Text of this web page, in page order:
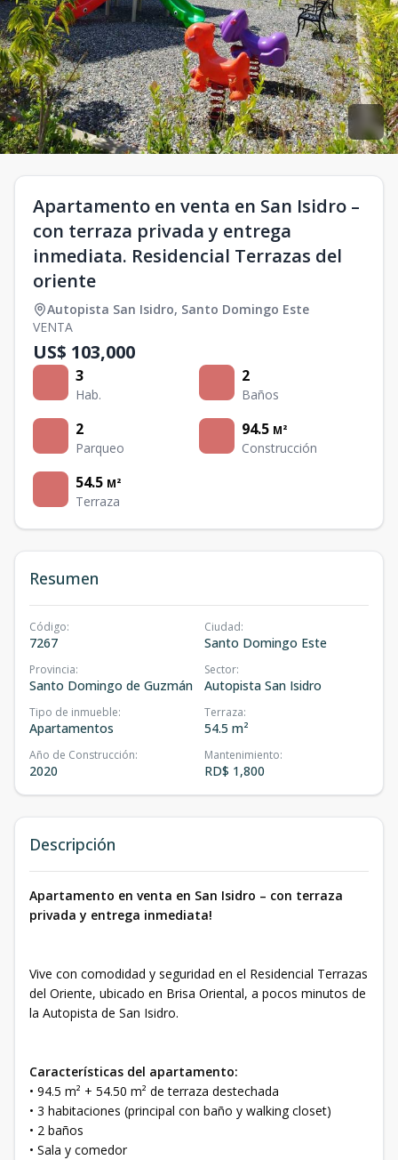
Apartamento en venta en San Isidro –
con terraza privada y entrega
inmediata. Residencial Terrazas del
oriente
Autopista San Isidro, Santo Domingo Este
VENTA
US$ 103,000
3
Hab.
2
Baños
2
Parqueo
94.5 M²
Construcción
54.5 M²
Terraza
Resumen
Código:
7267
Ciudad:
Santo Domingo Este
Provincia:
Santo Domingo de Guzmán
Sector:
Autopista San Isidro
Tipo de inmueble:
Apartamentos
Terraza:
54.5 m²
Año de Construcción:
2020
Mantenimiento:
RD$ 1,800
Descripción
Apartamento en venta en San Isidro – con terraza
privada y entrega inmediata!
Vive con comodidad y seguridad en el Residencial Terrazas
del Oriente, ubicado en Brisa Oriental, a pocos minutos de
la Autopista de San Isidro.
Características del apartamento:
• 94.5 m² + 54.50 m² de terraza destechada
• 3 habitaciones (principal con baño y walking closet)
• 2 baños
• Sala y comedor